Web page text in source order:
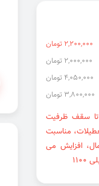
2,200,000 تومان
2,000,000 تومان
4,050,000 تومان
3,800,000 تومان
تا سقف ظرفیت
مناسبت
افزایش می